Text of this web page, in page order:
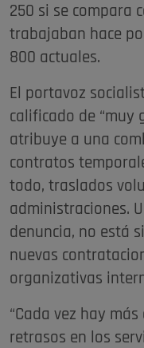
250 si se compara
trabajaban hace
800 actuales.
El portavoz
calificado de “muy
atribuye a una
contratos
todo, traslados
administraciones.
denuncia, no está
nuevas
organizativas
“Cada vez hay
retrasos en los